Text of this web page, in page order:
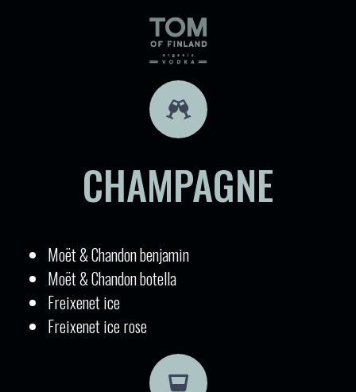
CHAMPAGNE
Moët & Chandon benjamin
Moët & Chandon botella
Freixenet ice
Freixenet ice rose